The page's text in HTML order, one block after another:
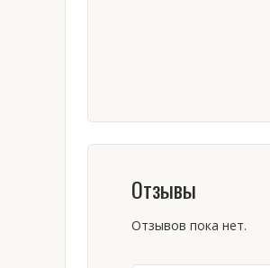
Отзывы
Отзывов пока нет.